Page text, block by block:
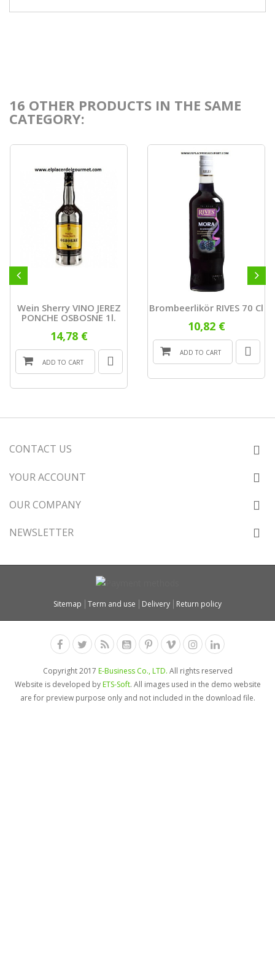
16 OTHER PRODUCTS IN THE SAME
CATEGORY:
Wein Sherry VINO JEREZ
PONCHE OSBOSNE 1l.
14,78 €
ADD TO CART
Brombeerlikör RIVES 70 Cl
10,82 €
ADD TO CART
CONTACT US
YOUR ACCOUNT
OUR COMPANY
NEWSLETTER
Sitemap Term and use Delivery Return policy
Copyright 2017 E-Business Co., LTD. All rights reserved
Website is developed byETS-Soft. All images used in the demo website
are for preview purpose only and not included in the download file.